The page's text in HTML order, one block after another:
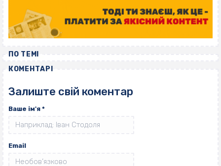
ПО ТЕМІ
КОМЕНТАРІ
Залиште свій коментар
Ваше ім'я *
Email